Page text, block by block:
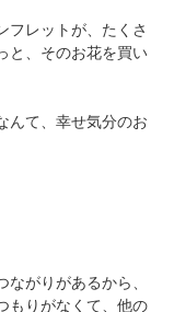
フレットが、たくさ
と、そのお花を買い
んて、幸せ気分のお
がりがあるから、
もりがなくて、他の